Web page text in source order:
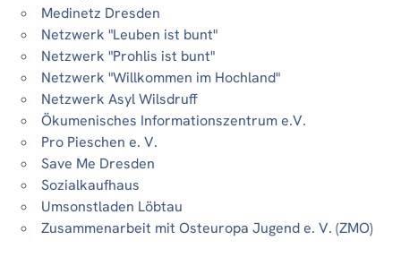
Medinetz Dresden
Netzwerk "Leuben ist bunt"
Netzwerk "Prohlis ist bunt"
Netzwerk "Willkommen im Hochland"
Netzwerk Asyl Wilsdruff
Ökumenisches Informationszentrum e.V.
Pro Pieschen e. V.
Save Me Dresden
Sozialkaufhaus
Umsonstladen Löbtau
Zusammenarbeit mit Osteuropa Jugend e. V. (ZMO)